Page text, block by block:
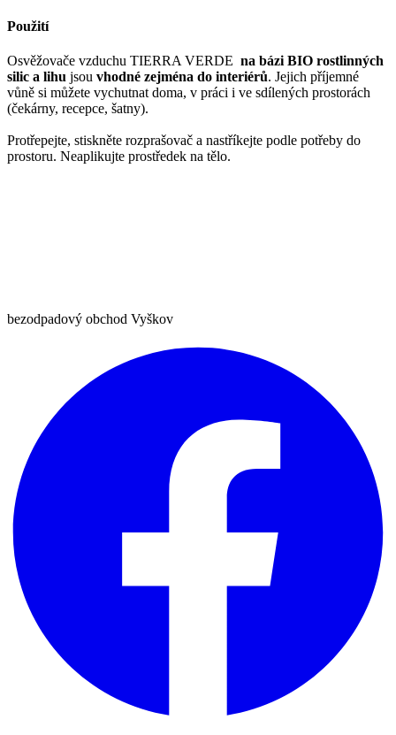
Použití
Osvěžovače vzduchu TIERRA VERDE na bázi BIO rostlinných
silic a lihu jsou vhodné zejména do interiérů. Jejich příjemné
vůně si můžete vychutnat doma, v práci i ve sdílených prostorách
(čekárny, recepce, šatny).
Protřepejte, stiskněte rozprašovač a nastříkejte podle potřeby do
prostoru. Neaplikujte prostředek na tělo.
bezodpadový obchod Vyškov